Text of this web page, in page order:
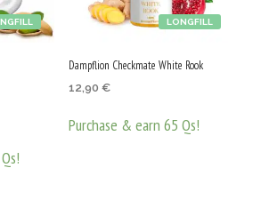
LONGFILL
Dampflion Checkmate White Rook
12,90 €
Purchase & earn 65 Qs!